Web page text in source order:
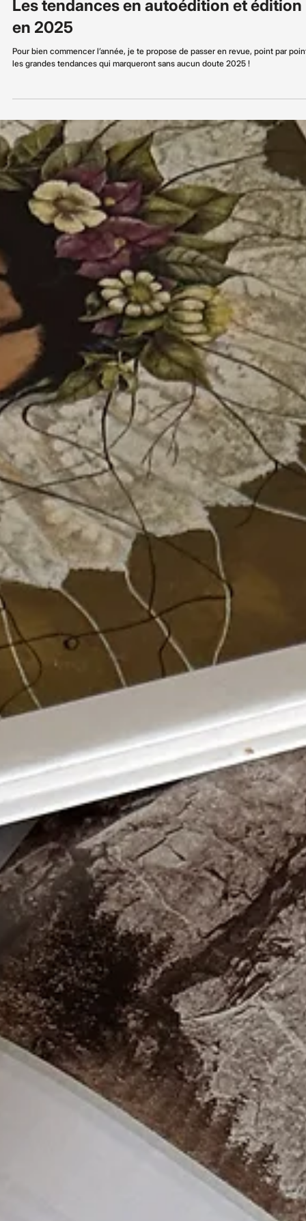
12 janv. 2025
Autoédition & Édition
Les tendances en autoédition et édition
en 2025
Pour bien commencer l’année, je te propose de passer en revue, point par
les grandes tendances qui marqueront sans aucun doute 2025 !